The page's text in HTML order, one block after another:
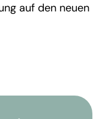
auf den neuen